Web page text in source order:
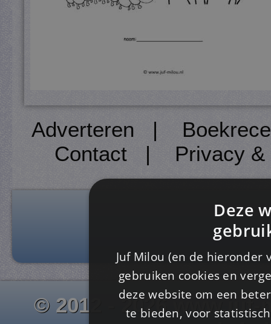
Adverteren |
Contact| Privacy
© 2012 - 2026
Deze
Juf Milou (en de
gebruiken cookies en
deze website om een
te bieden, voor